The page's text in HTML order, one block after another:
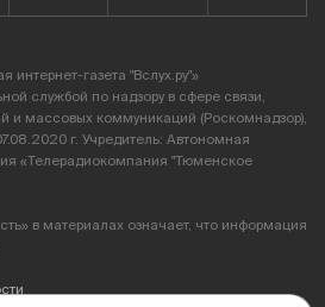
интернет-газета "Вслух.ру"»
службой по надзору в сфере связи,
и массовых коммуникаций (Роскомнадзор),
г. Учредитель: Автономная
«Телерадиокомпания "Тюменское
в материалах означает, что информация